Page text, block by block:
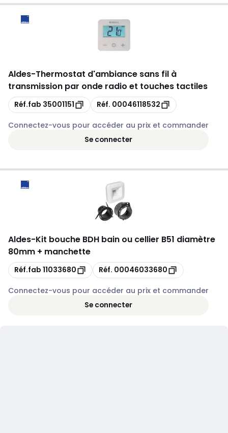
Aldes-Thermostat d'ambiance sans fil à
transmission par onde radio et touches tactiles
Copie
Réf.fab 35001151 Copie
Réf. 00046118532
Connectez-vous pour accéder au prix et commander
Se connecter
Aldes-Kit bouche BDH bain ou cellier B51 diamètre
80mm + manchette
Copie
Réf.fab 11033680 Copie
Réf. 00046033680
Connectez-vous pour accéder au prix et commander
Se connecter